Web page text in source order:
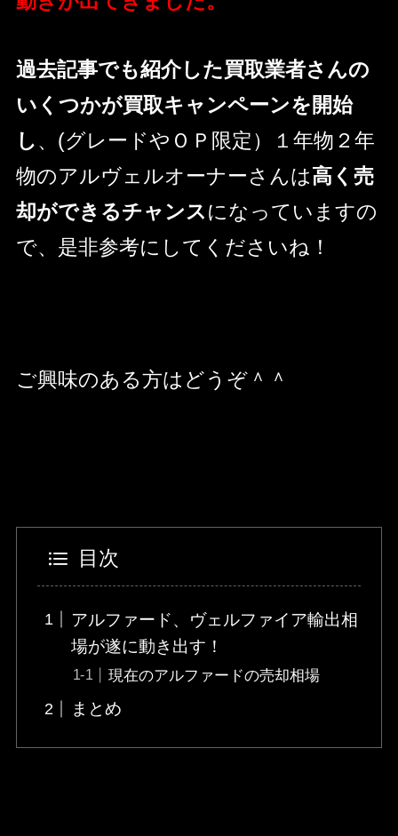
過去記事でも紹介した買取業者さんの
いくつかが買取キャンペーンを開始
し 、(グレードやＯＰ限定）１年物２年
物のアルヴェルオーナーさんは 高く売
却ができるチャンス になっていますの
で、是非参考にしてくださいね！
ご興味のある方はどうぞ＾＾
目次
アルファード、ヴェルファイア輸出相
場が遂に動き出す！
現在のアルファードの売却相場
まとめ